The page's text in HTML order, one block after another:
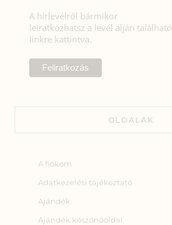
A hírlevélről bármikor
leiratkozhatsz a levél alján található
linkre kattintva.
OLDALAK
A fiókom
Adatkezelési tájékoztató
Ajándék
Ajándék köszönőoldal